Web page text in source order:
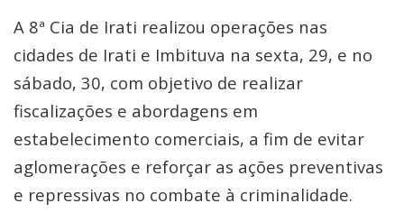
A 8ª Cia de Irati realizou operações nas
cidades de Irati e Imbituva na sexta, 29, e no
sábado, 30, com objetivo de realizar
fiscalizações e abordagens em
estabelecimento comerciais, a fim de evitar
aglomerações e reforçar as ações preventivas
e repressivas no combate à criminalidade.